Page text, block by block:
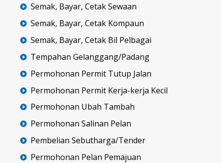
Semak, Bayar, Cetak Sewaan
Semak, Bayar, Cetak Kompaun
Semak, Bayar, Cetak Bil Pelbagai
Tempahan Gelanggang/Padang
Permohonan Permit Tutup Jalan
Permohonan Permit Kerja-kerja Kecil
Permohonan Ubah Tambah
Permohonan Salinan Pelan
Pembelian Sebutharga/Tender
Permohonan Pelan Pemajuan